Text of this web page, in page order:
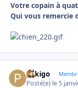
Votre copain à
Qui vous remercie
pekigo
Posté(e) le 5